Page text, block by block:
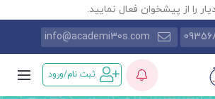
را از پیشخوان فعال نمایید.
info@academi30s.com
ثبت نام/ورود